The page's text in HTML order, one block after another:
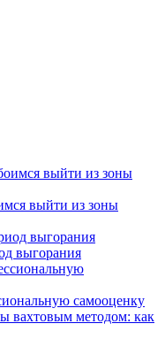
выйти из зоны
выгорания
самооценку